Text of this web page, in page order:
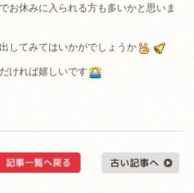
お休みに入られる方も多いかと思いま
してみてはいかがでしょうか
ければ嬉しいです